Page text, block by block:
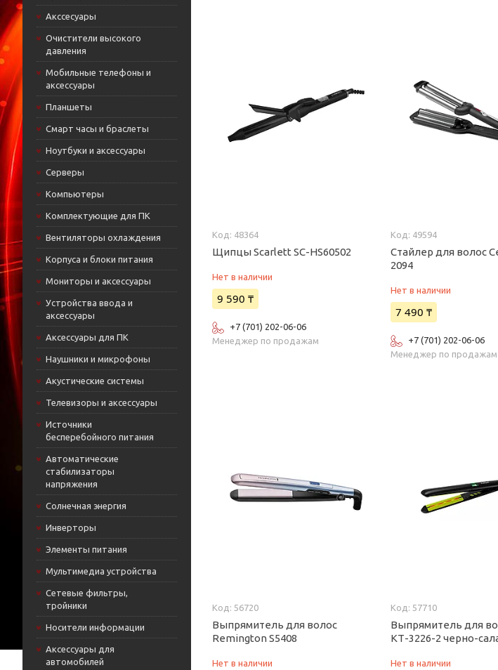
Акссесуары
Очистители высокого
давления
Мобильные телефоны и
аксессуары
Планшеты
Смарт часы и браслеты
Ноутбуки и аксессуары
Cерверы
Компьютеры
Комплектующие для ПК
Вентиляторы охлаждения
Корпуса и блоки питания
Мониторы и аксессуары
Устройства ввода и
аксессуары
Аксессуары для ПК
Наушники и микрофоны
Акустические системы
Телевизоры и аксессуары
Источники
бесперебойного питания
Автоматические
стабилизаторы
напряжения
Солнечная энергия
Инверторы
Элементы питания
Мультимедиа устройства
Сетевые фильтры,
тройники
Носители информации
Аксессуары для
автомобилей
48364
Щипцы Scarlett SC-HS60502
Нет в наличии
9 590 ₸
+7 (701) 202-06-06
Менеджер по продажам
49594
Стайлер для волос
2094
Нет в наличии
7 490 ₸
+7 (701) 202-06-06
Менеджер по продажам
56720
Выпрямитель для волос
Remington S5408
Нет в наличии
57710
Выпрямитель для
КТ-3226-2 черно-
Нет в наличии